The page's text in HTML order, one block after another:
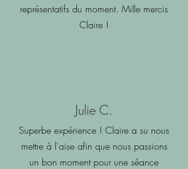
représentatifs du moment. Mille mercis
Claire !
Julie C.
Superbe expérience ! Claire a su nous
mettre à l'aise afin que nous passions
un bon moment pour une séance